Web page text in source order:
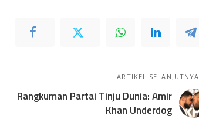
ARTIKEL SELANJUTNYA
Rangkuman Partai Tinju Dunia: Amir
Khan Underdog